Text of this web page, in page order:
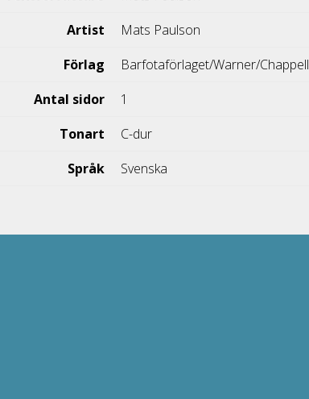
Artist
Mats Paulson
Förlag
Barfotaförlaget/Warner/Chappell
Antal sidor
1
Tonart
C-dur
Språk
Svenska